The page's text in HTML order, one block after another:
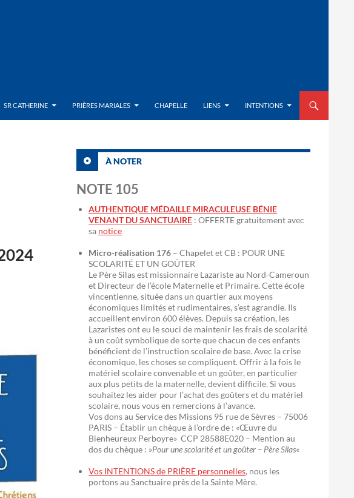
SR CATHERINE PRIÈRES MARIALES CHAPELLE LIENS INTENTIONS
À NOTER
NOTE 105
AUTHENTIQUE MÉDAILLE MIRACULEUSE BÉNIE
VENANT DU SANCTUAIRE : OFFERTE gratuitement avec
sa notice
Micro-réalisation 176 – Chapelet et CB : POUR UNE
SCOLARITÉ ET UN GOÛTER
Le Père Silas est missionnaire Lazariste au Nord-Cameroun
et Directeur de l’école Maternelle et Primaire. Cette école
vincentienne, située dans un quartier aux moyens
économiques limités et rudimentaires, s’est agrandie. Ils
accueillent environ 600 élèves. Depuis sa création, les
Lazaristes ont eu le souci de maintenir les frais de scolarité
à un coût symbolique de sorte que chacun de ces enfants
bénéficient de l’instruction scolaire de base. Avec la crise
économique, les choses se compliquent. Offrir à la fois le
matériel scolaire convenable et un goûter, en particulier
aux plus petits de la maternelle, devient difficile. Si vous
souhaitez les aider pour l’achat des goûters et du matériel
scolaire, nous vous en remercions à l’avance.
Vos dons au Service des Missions 95 rue de Sèvres – 75006
PARIS – Établir un chèque à l’ordre de : «Œuvre du
Bienheureux Perboyre» CCP 28588E020 – Mention au
dos du chèque : »Pour une scolarité et un goûter – Père Silas«
Vos INTENTIONS de PRIÈRE personnelles, nous les
portons au Sanctuaire près de la Sainte Mère.